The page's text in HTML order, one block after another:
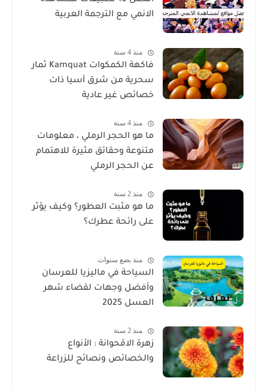
الانمي مع الترجمة العربية
منذ 4 سنة
فاكهة الكمكوات Kamquat ثمار
سحرية من شرق آسيا ذات
خصائص غير عادية
منذ 4 سنة
ما هو الحجر الرملي ، معلومات
متنوعة وحقائق مثيرة للاهتمام
عن الحجر الرملي
منذ 2 سنة
ما هو مثبت العطور؟ وكيف يؤثر
على رائحة عطرك؟
منذ بضع سنوات
السياحة في ماليزيا للعرسان
وأفضل وجهات لقضاء شهر
العسل 2025
منذ 2 سنة
زهرة الاقحوانة : الأنواع
والخصائص ونصائح للزراعة